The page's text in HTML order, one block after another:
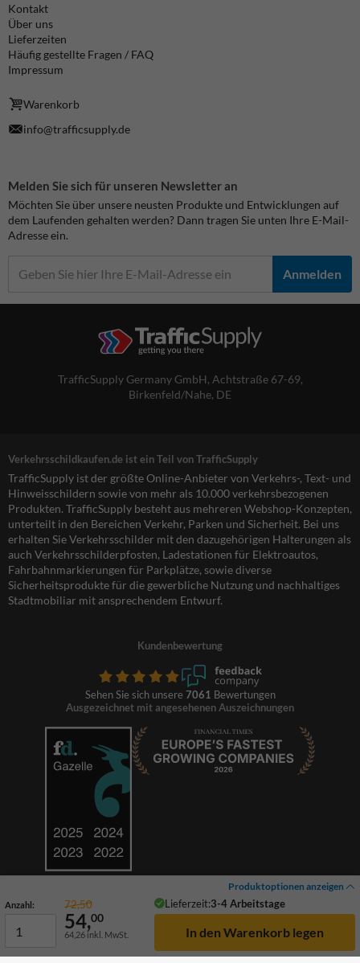
Produktoptionen anzeigen
Anzahl: 72,50 Lieferzeit:3-4 Arbeitstage
54,00
64,26 inkl. MwSt.
Kontakt
Über uns
Lieferzeiten
Häufig gestellte Fragen / FAQ
Impressum
Warenkorb
info@trafficsupply.de
Melden Sie sich für unseren Newsletter an
Möchten Sie über unsere neusten Produkte und Entwicklungen auf
dem Laufenden gehalten werden? Dann tragen Sie unten Ihre E-Mail-
Adresse ein.
Anmelden
TrafficSupply Germany GmbH, Achtstraße 67-69,
Birkenfeld/Nahe, DE
Verkehrsschildkaufen.de ist ein Teil von TrafficSupply
TrafficSupply ist der größte Online-Anbieter von Verkehrs-, Text- und
Hinweisschildern sowie von mehr als 10.000 verkehrsbezogenen
Produkten. TrafficSupply besteht aus mehreren Webshop-Konzepten,
unterteilt in den Bereichen Verkehr, Parken und Sicherheit. Bei uns
erhalten Sie Verkehrsschilder mit den dazugehörigen Halterungen als
auch Verkehrsschilderpfosten, Ladestationen für Elektroautos,
Fahrbahnmarkierungen für Parkplätze, sowie diverse
Sicherheitsprodukte für die gewerbliche Nutzung und nachhaltiges
Stadtmobiliar mit ansprechendem Entwurf.
Kundenbewertung
Sehen Sie sich unsere 7061 Bewertungen
Ausgezeichnet mit angesehenen Auszeichnungen
© 2026 TrafficSupply. Alle Rechte vorbehalten.